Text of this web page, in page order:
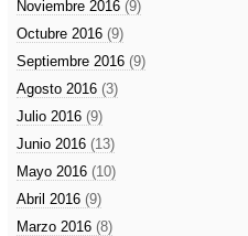
Noviembre 2016 (9)
Octubre 2016 (9)
Septiembre 2016 (9)
Agosto 2016 (3)
Julio 2016 (9)
Junio 2016 (13)
Mayo 2016 (10)
Abril 2016 (9)
Marzo 2016 (8)